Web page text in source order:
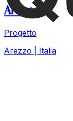
Al Tocco
Progetto
Arezzo | Italia